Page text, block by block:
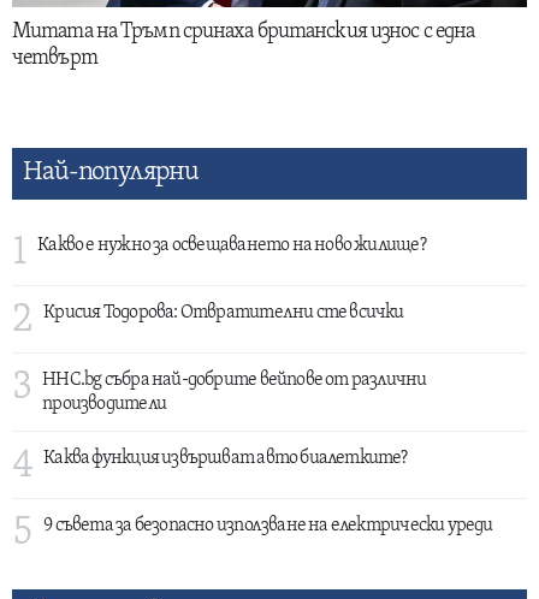
Митата на Тръмп сринаха британския износ с една
четвърт
Най-популярни
1 Какво е нужно за освещаването на ново жилище?
2 Крисия Тодорова: Отвратителни сте всички
3
HHC.bg събра най-добрите вейпове от различни
производители
4 Каква функция извършват авто биалетките?
5 9 съвета за безопасно използване на електрически уреди